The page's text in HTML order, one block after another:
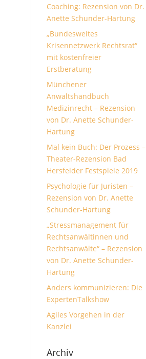
Coaching: Rezension von Dr.
Anette Schunder-Hartung
„Bundesweites
Krisennetzwerk Rechtsrat“
mit kostenfreier
Erstberatung
Münchener
Anwaltshandbuch
Medizinrecht – Rezension
von Dr. Anette Schunder-
Hartung
Mal kein Buch: Der Prozess –
Theater-Rezension Bad
Hersfelder Festspiele 2019
Psychologie für Juristen –
Rezension von Dr. Anette
Schunder-Hartung
„Stressmanagement für
Rechtsanwältinnen und
Rechtsanwälte“ – Rezension
von Dr. Anette Schunder-
Hartung
Anders kommunizieren: Die
ExpertenTalkshow
Agiles Vorgehen in der
Kanzlei
Archiv